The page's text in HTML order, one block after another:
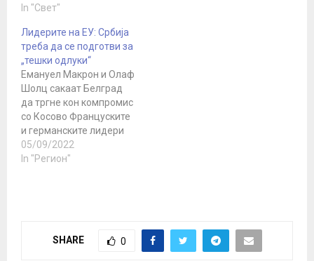
потпретседател на САД,
политизирање на
преговорите. Како што
Гренел рече, Бајден со
тоа гарантира дека
нема да се постигне
напредок во врска со
тоа прашање пред
ноември, кога ќе се…
In "Свет"
Лидерите на ЕУ: Србија
треба да се подготви за
„тешки одлуки“
Емануел Макрон и Олаф
Шолц сакаат Белград
да тргне кон компромис
со Косово Француските
и германските лидери
испратија заедничко
писмо до српскиот
дијалогот меѓу Белград
05/09/2022
In "Регион"
SHARE 0